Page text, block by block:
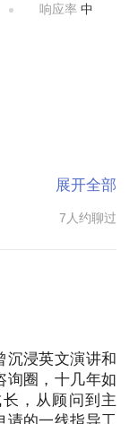
响应率 中
然决定出国，
效率低且每年都
甚至因为中间出
展开全部
7人约聊过
浸英文演讲和
询圈，十几年如
，从顾问到主